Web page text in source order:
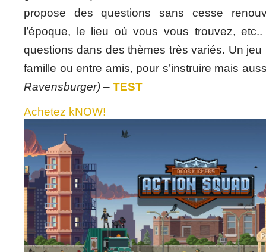
propose des questions sans cesse
l’époque, le lieu où vous vous trouvez,
questions dans des thèmes très variés. Un jeu
famille ou entre amis, pour s’instruire mais
Ravensburger) – TEST
Achetez kNOW!